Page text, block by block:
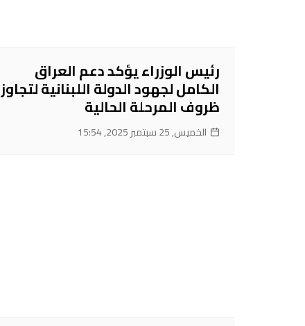
رئيس الوزراء يؤكد دعم العراق
الكامل لجهود الدولة اللبنانية لتجاوز
ظروف المرحلة الحالية
الخميس, 25 سبتمبر 2025, 15:54